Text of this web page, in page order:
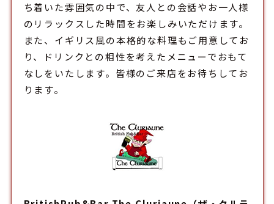
ち着いた雰囲気の中で、友人との会話やお一人様
のリラックスした時間をお楽しみいただけます。
また、イギリス風の本格的な料理もご用意してお
り、ドリンクとの相性を考えたメニューでおもて
なしをいたします。皆様のご来店をお待ちしてお
ります。